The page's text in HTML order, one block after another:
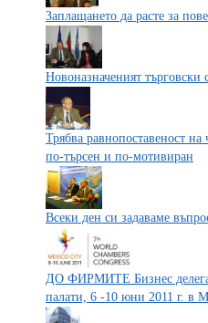
Заплащането да расте за
Новоназначеният
Трябва равнопоставеност
по-търсен и по-мотивиран
Всеки ден си задаваме
ДО ФИРМИТЕ Бизнес
палати, 6 -10 юни 2011 г. в